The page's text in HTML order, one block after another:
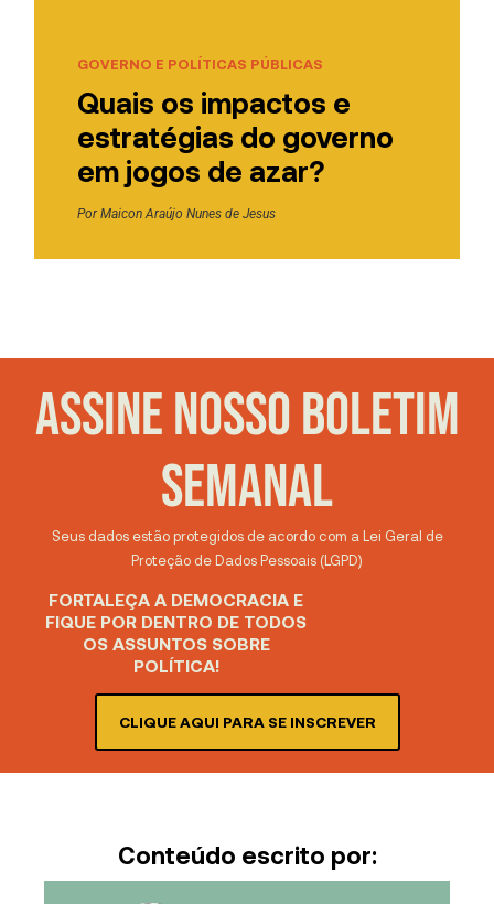
GOVERNO E POLÍTICAS PÚBLICAS
Quais os impactos e
estratégias do governo
em jogos de azar?
PorMaicon Araújo Nunes de Jesus
ASSINE NOSSO BOLETIM
SEMANAL
Seus dados estão protegidos de acordo com a Lei Geral de
Proteção de Dados Pessoais (LGPD)
FORTALEÇA A DEMOCRACIA E
FIQUE POR DENTRO DE TODOS
OS ASSUNTOS SOBRE
POLÍTICA!
CLIQUE AQUI PARA SE INSCREVER
Conteúdo escrito por: